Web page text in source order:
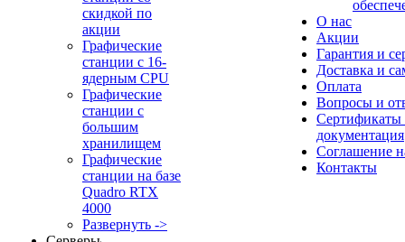
скидкой по
акции
Графические
станции с 16-
ядерным CPU
Графические
станции с
большим
хранилищем
Графические
станции на базе
Quadro RTX
4000
Развернуть ->
О нас
Акции
Гарантия и
Доставка и
Оплата
Вопросы и
Сертификаты
документация
Соглашение
Контакты